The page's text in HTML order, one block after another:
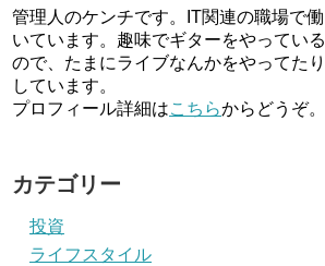
管理人のケンチです。IT関連の職場で働
いています。趣味でギターをやっている
ので、たまにライブなんかをやってたり
しています。
プロフィール詳細はこちらからどうぞ。
カテゴリー
投資
ライフスタイル